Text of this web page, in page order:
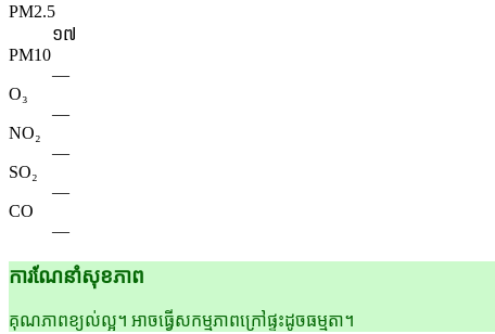
PM2.5
១៧
PM10
—
O₃
—
NO₂
—
SO₂
—
CO
—
ការណែនាំសុខភាព
គុណភាពខ្យល់ល្អ។ អាចធ្វើសកម្មភាពក្រៅផ្ទះដូចធម្មតា។